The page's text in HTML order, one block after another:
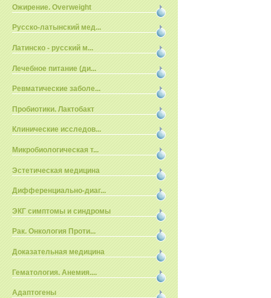
Ожирение. Overweight
Русско-латынский мед...
Латинско - русский м...
Лечебное питание (ди...
Ревматические заболе...
Пробиотики. Лактобакт
Клинические исследов...
Микробиологическая т...
Эстетическая медицина
Дифференциально-диаг...
ЭКГ симптомы и синдромы
Рак. Онкология Проти...
Доказательная медицина
Гематология. Анемия....
Адаптогены